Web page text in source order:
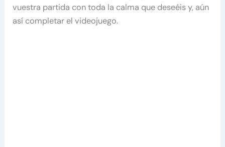
vuestra partida con toda la calma que deseéis y, aún
así completar el videojuego.